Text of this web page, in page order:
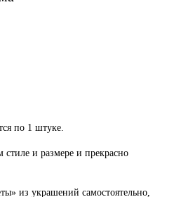
по 1 штуке.
и размере и прекрасно
из украшений самостоятельно,